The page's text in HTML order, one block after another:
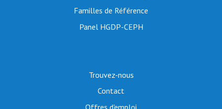
Familles de Référence
Panel HGDP-CEPH
Trouvez-nous
Contact
Offres d'emploi